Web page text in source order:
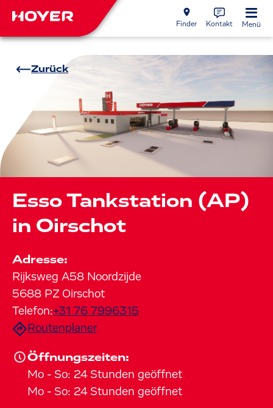
Finder Kontakt Menü
Zurück
Esso Tankstation (AP)
in Oirschot
Adresse:
Rijksweg A58 Noordzijde
5688 PZ Oirschot
Telefon:+31 76 7996315
Routenplaner
Öffnungszeiten:
Mo - So: 24 Stunden geöffnet
Mo - So: 24 Stunden geöffnet